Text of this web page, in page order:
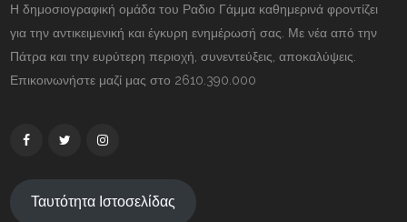
Η δημοσιογραφική ομάδα του Ραδιο Γάμμα καθημερινά φροντίζει
για την αντικειμενική και έγκυρη ενημέρωσή σας. Με νέα από την
Πάτρα και την ευρύτερη περιοχή, συνεντεύξεις, αποκαλύψεις.
Επικοινωνήστε μαζί μας στο 2610.390.000
Ταυτότητα Ιστοσελίδας